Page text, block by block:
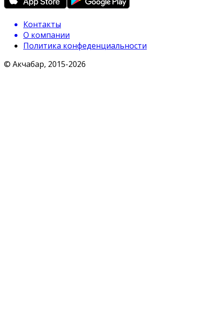
Контакты
О компании
Политика конфеденциальности
© Акчабар, 2015-2026